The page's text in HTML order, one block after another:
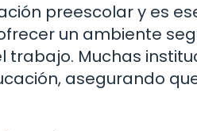
preescolar y es
un ambiente
trabajo. Muchas
asegurando